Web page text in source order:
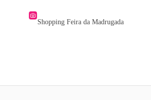
Shopping Feira da Madrugada